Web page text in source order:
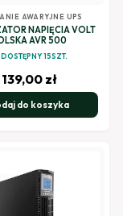
AWARYJNE UPS
NAPIĘCIA VOLT
AVR 500
DOSTĘPNY 15SZT.
139,00 zł
do koszyka